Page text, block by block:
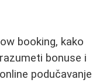
booking, kako
bonuse i
podučavanje